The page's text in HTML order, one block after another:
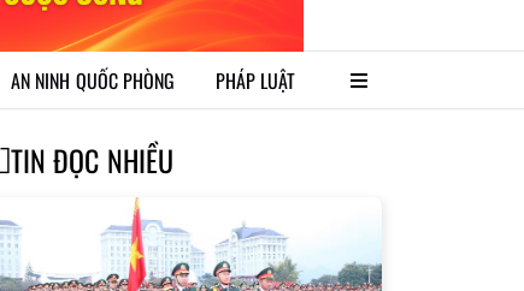
AN NINH QUỐC PHÒNG PHÁP LUẬT
TIN ĐỌC NHIỀU